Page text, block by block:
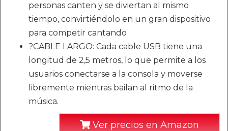
personas canten y se diviertan al mismo
tiempo, convirtiéndolo en un gran dispositivo
para competir cantando
?CABLE LARGO: Cada cable USB tiene una
longitud de 2,5 metros, lo que permite a los
usuarios conectarse a la consola y moverse
libremente mientras bailan al ritmo de la
música.
Ver precios en Amazon